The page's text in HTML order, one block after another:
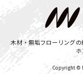
木材・無垢フローリング
ホ
Copyright ©